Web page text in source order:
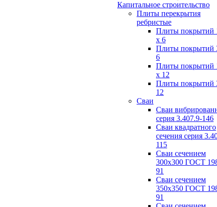
Капитальное строительство
Плиты перекрытия
ребристые
Плиты покрытий
x 6
Плиты покрытий
6
Плиты покрытий
x 12
Плиты покрытий
12
Сваи
Сваи
серия 3.407.9-146
Сваи квадратного
сечения серия
115
Сваи сечением
300х300 ГОСТ
91
Сваи сечением
350х350 ГОСТ
91